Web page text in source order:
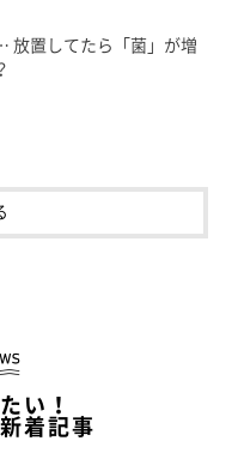
ようではないけれど、モ
に太い足、そしてチョモ
よ(*＾－＾*)
放置してたら「菌」が増
い！
着記事